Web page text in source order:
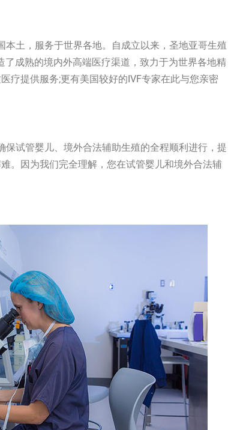
本土，服务于世界各地。自成立以来，圣地亚哥生殖
了成熟的境内外高端医疗渠道，致力于为世界各地精
疗提供服务;更有美国较好的IVF专家在此与您亲密
保试管婴儿、境外合法辅助生殖的全程顺利进行，提
。因为我们完全理解，您在试管婴儿和境外合法辅